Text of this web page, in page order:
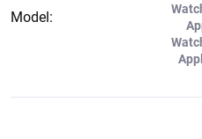
Model: